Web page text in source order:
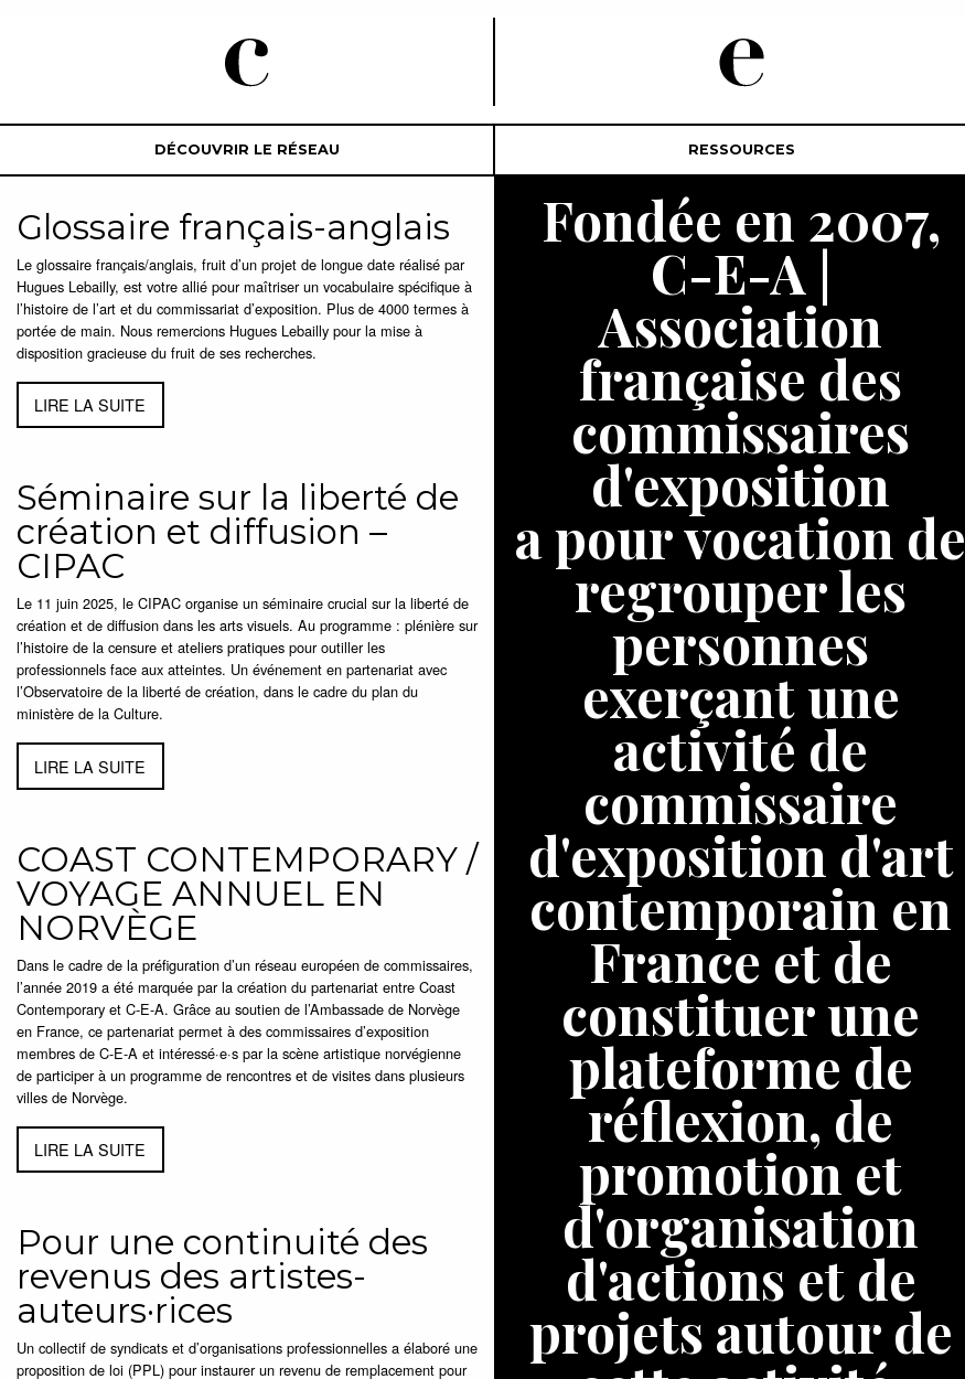
DÉCOUVRIR LE RÉSEAU RESSOURCES
Glossaire français-anglais
Le glossaire français/anglais, fruit d’un projet de longue date réalisé par
Hugues Lebailly, est votre allié pour maîtriser un vocabulaire spécifique à
l’histoire de l’art et du commissariat d’exposition. Plus de 4000 termes à
portée de main. Nous remercions Hugues Lebailly pour la mise à
disposition gracieuse du fruit de ses recherches.
LIRE LA SUITE
Séminaire sur la liberté de
création et diffusion –
CIPAC
Le 11 juin 2025, le CIPAC organise un séminaire crucial sur la liberté de
création et de diffusion dans les arts visuels. Au programme : plénière sur
l’histoire de la censure et ateliers pratiques pour outiller les
professionnels face aux atteintes. Un événement en partenariat avec
l’Observatoire de la liberté de création, dans le cadre du plan du
ministère de la Culture.
LIRE LA SUITE
COAST CONTEMPORARY /
VOYAGE ANNUEL EN
NORVÈGE
Dans le cadre de la préfiguration d’un réseau européen de commissaires,
l’année 2019 a été marquée par la création du partenariat entre Coast
Contemporary et C-E-A. Grâce au soutien de l’Ambassade de Norvège
en France, ce partenariat permet à des commissaires d’exposition
membres de C-E-A et intéressé·e·s par la scène artistique norvégienne
de participer à un programme de rencontres et de visites dans plusieurs
villes de Norvège.
LIRE LA SUITE
Pour une continuité des
revenus des artistes-
auteurs·rices
Un collectif de syndicats et d’organisations professionnelles a élaboré une
proposition de loi (PPL) pour instaurer un revenu de remplacement pour
Fondée en 2007,
C-E-A |
Association
française des
commissaires
d'exposition
a pour vocation de
regrouper les
personnes
exerçant une
activité de
commissaire
d'exposition d'art
contemporain en
France et de
constituer une
plateforme de
réflexion, de
promotion et
d'organisation
d'actions et de
projets autour de